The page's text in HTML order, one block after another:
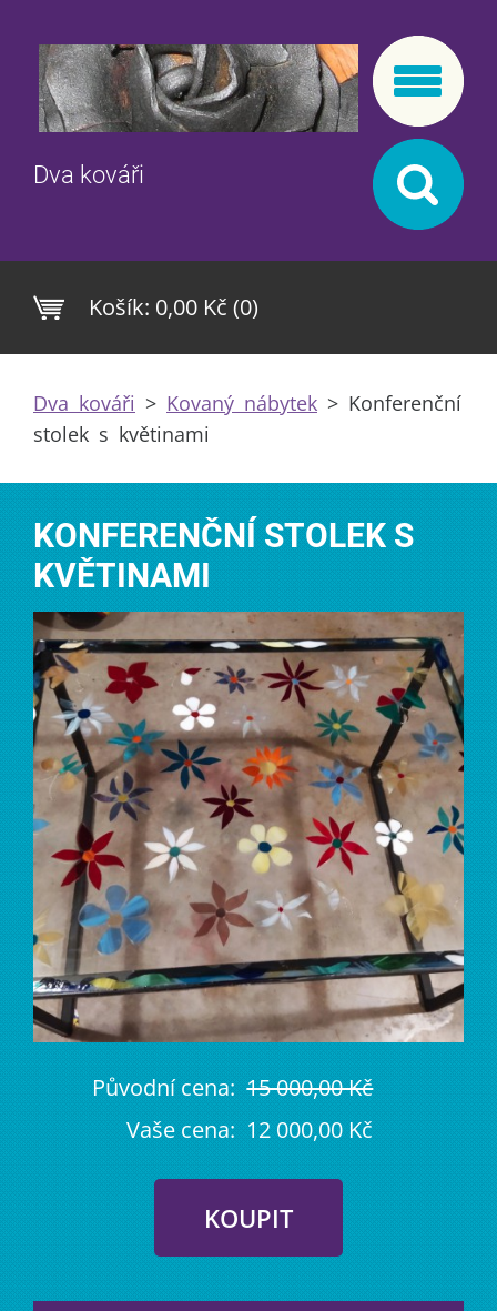
Dva kováři
Košík: 0,00 Kč (0)
Dva kováři > Kovaný nábytek > Konferenční
stolek s květinami
KONFERENČNÍ STOLEK S
KVĚTINAMI
Původní cena: 15 000,00 Kč
Vaše cena: 12 000,00 Kč